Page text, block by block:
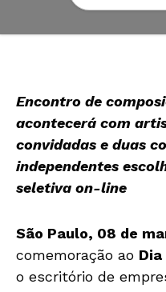
Encontro de
acontecerá com
convidadas e duas
independentes
seletiva on-line
São Paulo, 08 de
comemoração ao
o escritório de